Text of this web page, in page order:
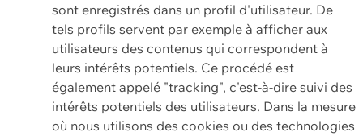
sont enregistrés dans un profil d'utilisateur. De
tels profils servent par exemple à afficher aux
utilisateurs des contenus qui correspondent à
leurs intérêts potentiels. Ce procédé est
également appelé "tracking", c'est-à-dire suivi des
intérêts potentiels des utilisateurs. Dans la mesure
où nous utilisons des cookies ou des technologies